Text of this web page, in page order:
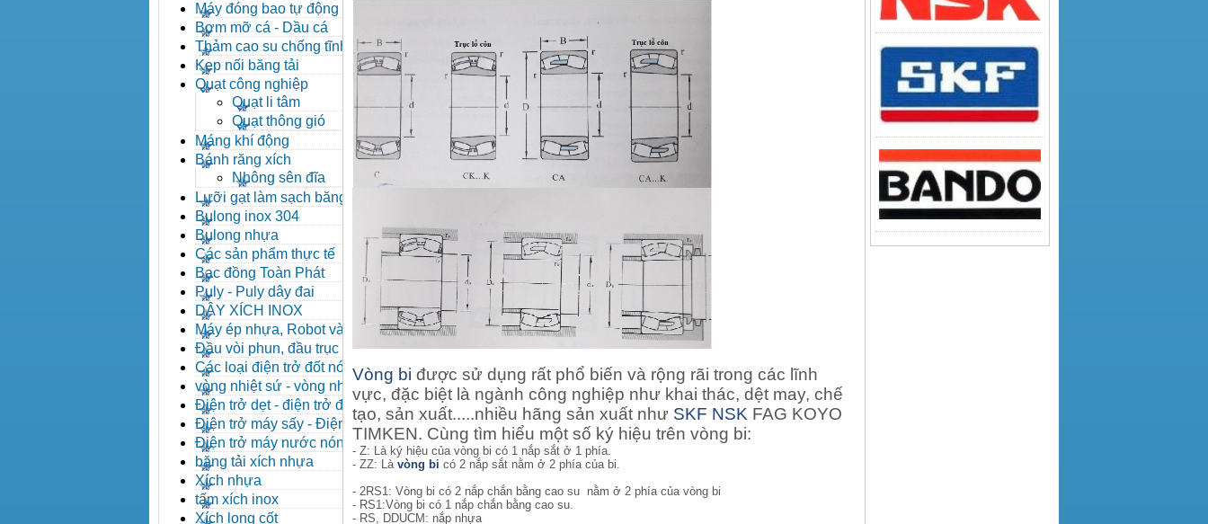
Máy đóng bao tự động
Bơm mỡ cá - Dầu cá
Thảm cao su chống tĩnh
điện
Kẹp nối băng tải
Quạt công nghiệp
Quạt li tâm
Quạt thông gió
Máng khí động
Bánh răng xích
Nhông sên đĩa
Lưỡi gạt làm sạch băng tải
Bulong inox 304
Bulong nhựa
Các sản phẩm thực tế
Bạc đồng Toàn Phát
Puly - Puly dây đai
DÂY XÍCH INOX
Máy ép nhựa, Robot và các
thiết bị máy phụ trợ
Đầu vòi phun, đầu trục vít,
kẹp khuôn, cảm biến
Các loại điện trở đốt nóng
vòng nhiệt sứ - vòng nhiệt
inox
Điện trở dẹt - điện trở đúc
nhôm, Halogen
Điện trở máy sấy - Điện trở
que - Điện trở U
Điện trở máy nước nóng -
Máy dầu nóng
băng tải xích nhựa
Xích nhựa
tấm xích inox
Xích long cốt
Vòng bi được sử dụng rất phổ biến và rộng rãi trong các lĩnh
vực, đặc biệt là ngành công nghiệp như khai thác, dệt may, chế
tạo, sản xuất.....nhiều hãng sản xuất như SKF NSK FAG KOYO
TIMKEN. Cùng tìm hiểu một số ký hiệu trên vòng bi:
- Z: Là ký hiệu của vòng bi có 1 nắp sắt ở 1 phía.
- ZZ: Là vòng bi có 2 nắp sắt nằm ở 2 phía của bi.
- 2RS1: Vòng bi có 2 nắp chắn bằng cao su nằm ở 2 phía của vòng bi
- RS1:Vòng bi có 1 nắp chắn bằng cao su.
- RS, DDUCM: nắp nhựa